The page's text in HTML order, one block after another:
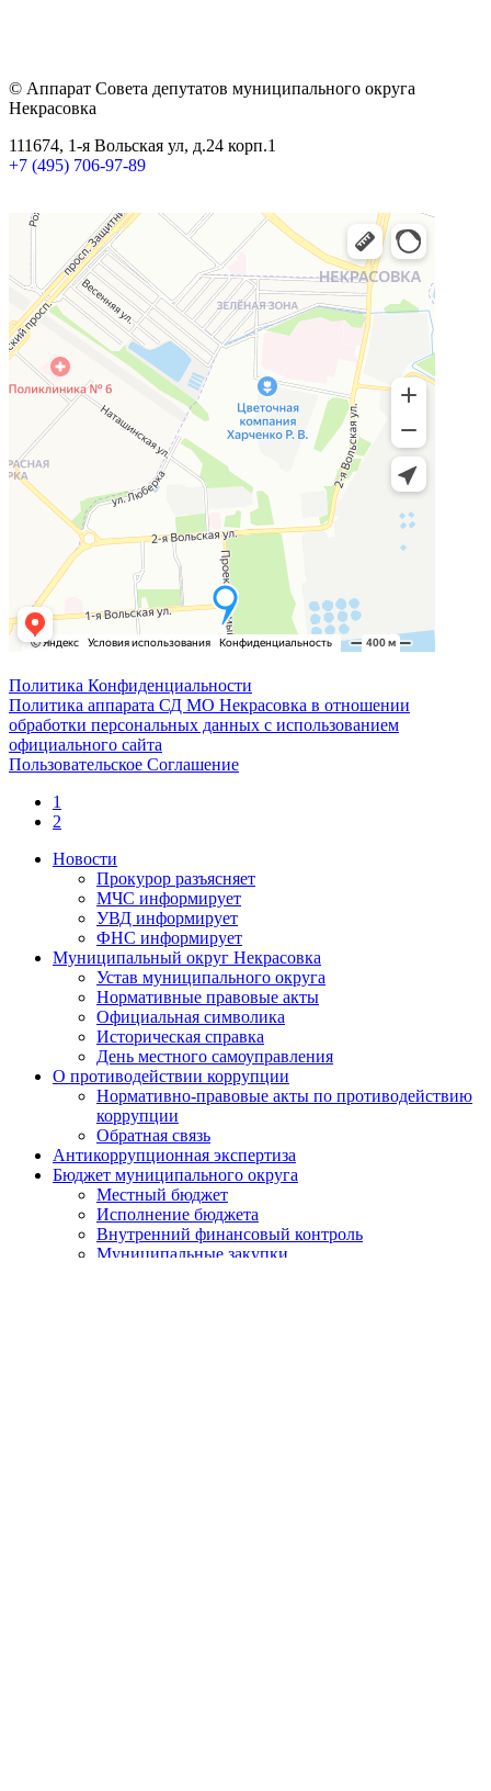
© Аппарат Совета депутатов муниципального округа
Некрасовка
111674, 1-я Вольская ул, д.24 корп.1
+7 (495) 706-97-89
Политика Конфиденциальности
Политика аппарата СД МО Некрасовка в отношении
обработки персональных данных с использованием
официального сайта
Пользовательское Соглашение
1
2
Новости
Прокурор разъясняет
МЧС информирует
УВД информирует
ФНС информирует
Муниципальный округ Некрасовка
Устав муниципального округа
Нормативные правовые акты
Официальная символика
Историческая справка
День местного самоуправления
О противодействии коррупции
Нормативно-правовые акты по противодействию
коррупции
Обратная связь
Антикоррупционная экспертиза
Бюджет муниципального округа
Местный бюджет
Исполнение бюджета
Внутренний финансовый контроль
Муниципальные закупки